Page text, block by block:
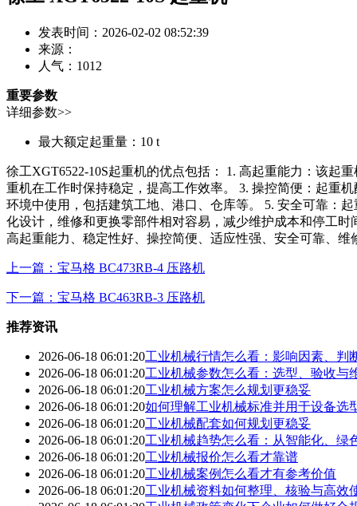
发表时间：2026-02-02 08:52:39
来源：
人气： 1012
重要参数
详细参数>>
最大额定起重量： 10 t
徐工XGT6522-10S起重机的优点包括： 1. 高起重能力：该起
重机在工作时保持稳定，提高工作效率。 3. 操控简便：起重
环境中使用，包括建筑工地、港口、仓库等。 5. 安全可靠：
化设计，维修和更换零部件相对容易，减少维护成本和停工
高起重能力、稳定性好、操控简便、适应性强、安全可靠、维
上一篇：宝马格 BC473RB-4 压路机
下一篇：宝马格 BC463RB-3 压路机
推荐资讯
2026-06-18 06:01:20工业机械行情怎么看：影响因素、判
2026-06-18 06:01:20工业机械参数怎么看：选型、验收与
2026-06-18 06:01:20工业机械方案怎么规划更稳妥
2026-06-18 06:01:20如何理解工业机械标准并用于设备选
2026-06-18 06:01:20工业机械配套如何规划更稳妥
2026-06-18 06:01:20工业机械趋势怎么看：从智能化、绿
2026-06-18 06:01:20工业机械报价怎么看才靠谱
2026-06-18 06:01:20工业机械案例怎么看才有参考价值
2026-06-18 06:01:20工业机械资料如何整理、核验与高效